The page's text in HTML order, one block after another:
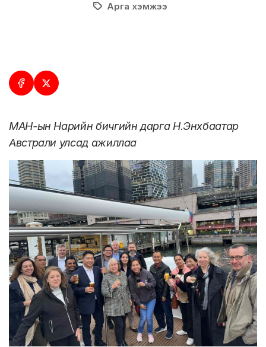
Арга хэмжээ
МАН-ын Нарийн бичгийн дарга Н.Энхбаатар
Австрали улсад ажиллаа